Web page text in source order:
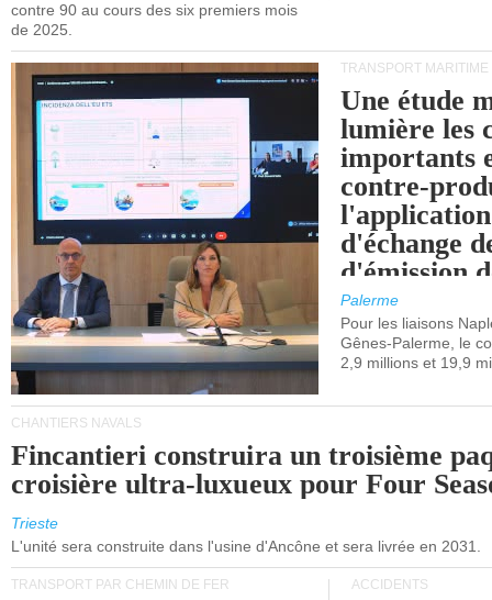
contre 90 au cours des six premiers mois
de 2025.
TRANSPORT MARITIME
Une étude
lumière les
importants
contre-
d'échange
d'émission
(SEQE-UE)
maritimes
occidentale.
Palerme
Pour les liaisons
Gênes-Palerme, le
2,9 millions et 19,9
CHANTIERS NAVALS
Fincantieri construira un troisième
croisière ultra-luxueux pour Four
Trieste
L'unité sera construite dans l'usine d'Ancône et sera livrée en 2031.
TRANSPORT PAR CHEMIN DE FER ACCIDENTS